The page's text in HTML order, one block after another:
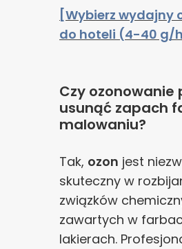
[Wybierz wydajny
do hoteli (4-40 g/
Czy ozonowanie
usunąć zapach
malowaniu?
Tak, ozon jest
skuteczny w
związków
zawartych w
lakierach.